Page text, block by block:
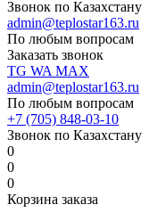
Звонок по Казахстану
admin@teplostar163.ru
По любым вопросам
Заказать звонок
TG WA MAX
admin@teplostar163.ru
По любым вопросам
+7 (705) 848-03-10
Звонок по Казахстану
0
0
0
Корзина заказа